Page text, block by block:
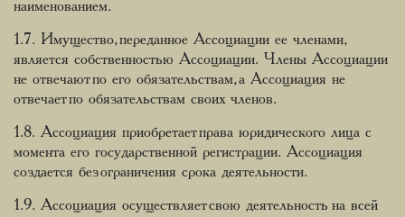
наименованием.
1.7. Имущество, переданное Ассоциации ее членами,
является собственностью Ассоциации. Члены Ассоциации
не отвечают по его обязательствам, а Ассоциация не
отвечает по обязательствам своих членов.
1.8. Ассоциация приобретает права юридического лица с
момента его государственной регистрации. Ассоциация
создается без ограничения срока деятельности.
1.9. Ассоциация осуществляет свою деятельность на всей